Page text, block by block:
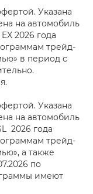
Указана
на автомобиль
2026 года
трейд-
в период с
Указана
на автомобиль
2026 года
трейд-
а также
по
имеют